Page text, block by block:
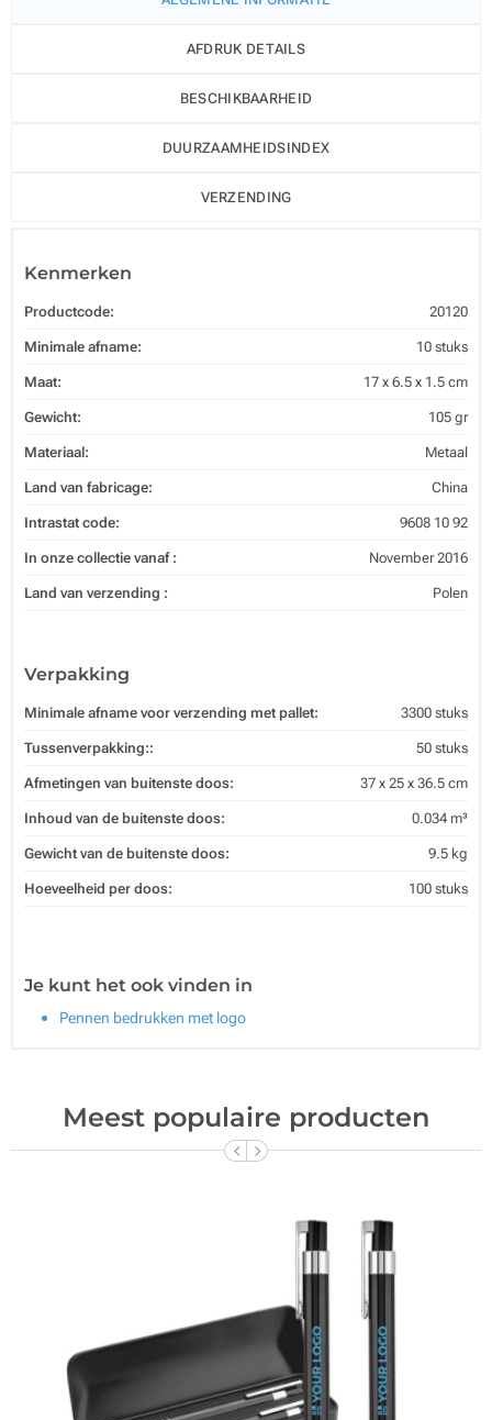
AFDRUK DETAILS
BESCHIKBAARHEID
DUURZAAMHEIDSINDEX
VERZENDING
Kenmerken
Productcode: 20120
Minimale afname: 10 stuks
Maat: 17 x 6.5 x 1.5 cm
Gewicht: 105 gr
Materiaal: Metaal
Land van fabricage: China
Intrastat code: 9608 10 92
In onze collectie vanaf : November 2016
Land van verzending : Polen
Verpakking
Minimale afname voor verzending met pallet: 3300 stuks
Tussenverpakking:: 50 stuks
Afmetingen van buitenste doos: 37 x 25 x 36.5 cm
Inhoud van de buitenste doos: 0.034 m³
Gewicht van de buitenste doos: 9.5 kg
Hoeveelheid per doos: 100 stuks
Je kunt het ook vinden in
Pennen bedrukken met logo
Meest populaire producten